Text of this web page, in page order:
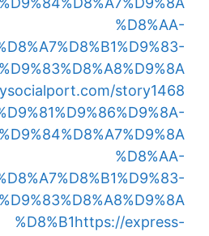
%D8%AA-
story1468
%D8%AA-
%D8%B1https://express-